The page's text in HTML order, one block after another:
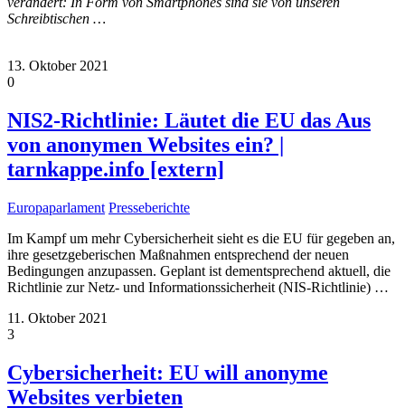
Schreibtischen …
13. Oktober 2021
0
NIS2-Richtlinie: Läutet die EU das Aus
von anonymen Websites ein? |
tarnkappe.info [extern]
Europaparlament Presseberichte
Im Kampf um mehr Cybersicherheit sieht es die EU für gegeben an,
ihre gesetzgeberischen Maßnahmen entsprechend der neuen
Bedingungen anzupassen. Geplant ist dementsprechend aktuell, die
Richtlinie zur Netz- und Informationssicherheit (NIS-Richtlinie) …
11. Oktober 2021
3
Cybersicherheit: EU will anonyme
Websites verbieten